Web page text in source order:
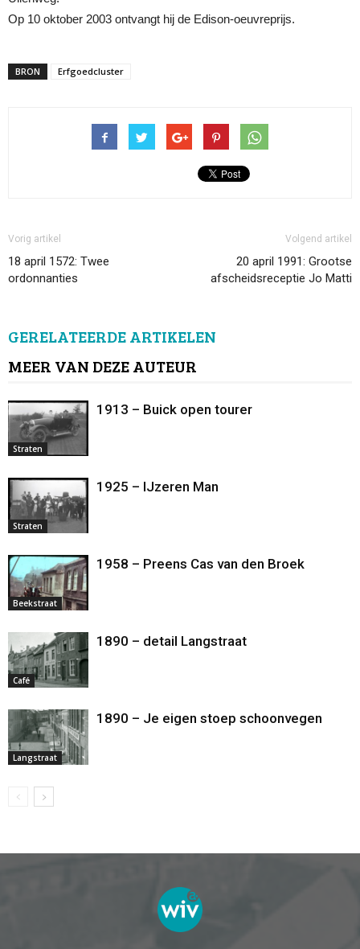
Op 10 oktober 2003 ontvangt hij de Edison-oeuvreprijs.
BRON Erfgoedcluster
Vorig artikel
18 april 1572: Twee
ordonnanties
Volgend artikel
20 april 1991: Grootse
afscheidsreceptie Jo Matti
GERELATEERDE ARTIKELEN
MEER VAN DEZE AUTEUR
Straten
1913 – Buick open tourer
Straten
1925 – IJzeren Man
Beekstraat
1958 – Preens Cas van den Broek
Café
1890 – detail Langstraat
Langstraat
1890 – Je eigen stoep schoonvegen